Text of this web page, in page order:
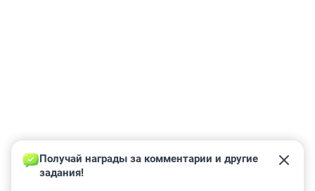
Получай награды за комментарии и другие
задания!